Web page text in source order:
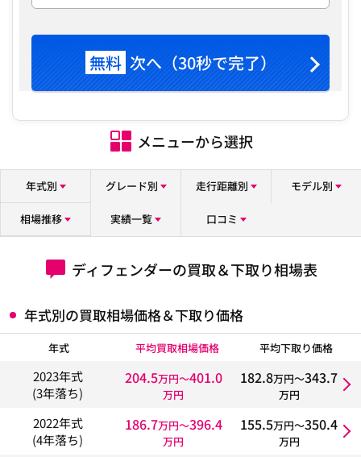
無料 次へ（30秒で完了）
メニューから選択
年式別 グレード別 走行距離別 モデル別
相場推移 実績一覧 口コミ
ディフェンダーの買取＆下取り相場表
年式別の買取相場価格＆下取り価格
年式 平均買取相場価格 平均下取り価格
2023年式
(3年落ち)
204.5万円〜401.0
万円
182.8万円〜343.7
万円
2022年式
(4年落ち)
186.7万円〜396.4
万円
155.5万円〜350.4
万円